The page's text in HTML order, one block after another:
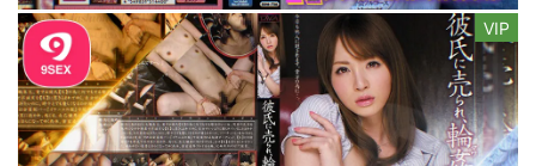
VIP